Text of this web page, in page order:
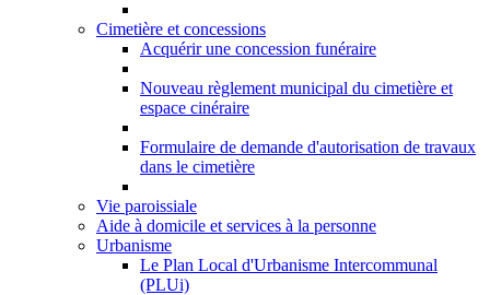
Cimetière et concessions
Acquérir une concession funéraire
Nouveau règlement municipal du cimetière et
espace cinéraire
Formulaire de demande d'autorisation de travaux
dans le cimetière
Vie paroissiale
Aide à domicile et services à la personne
Urbanisme
Le Plan Local d'Urbanisme Intercommunal
(PLUi)